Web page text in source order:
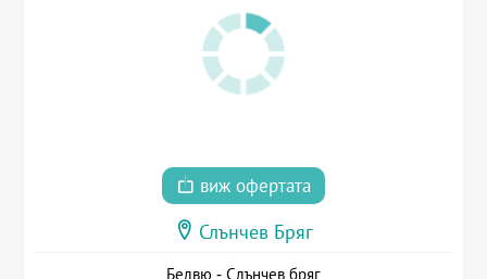
виж офертата
Слънчев Бряг
Белвю - Слънчев бряг